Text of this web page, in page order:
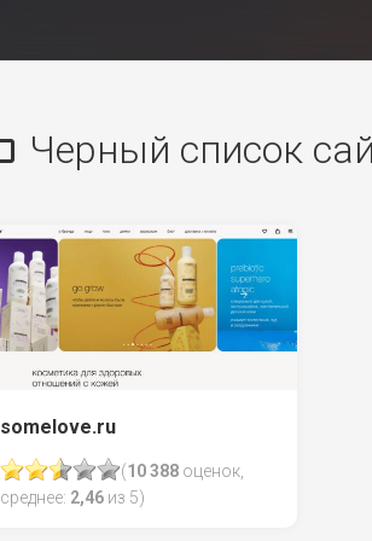
Черный список
somelove.ru
(10 388 оценок,
среднее: 2,46 из 5)